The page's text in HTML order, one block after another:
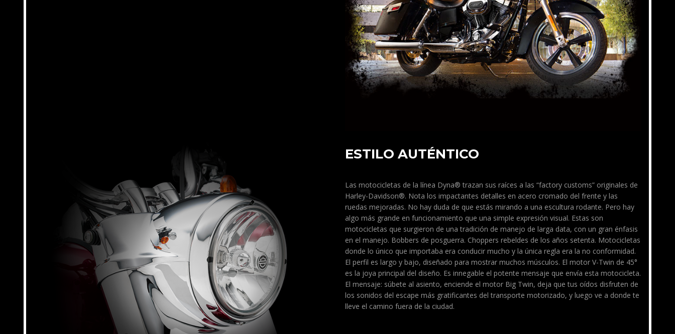
ESTILO AUTÉNTICO
Las motocicletas de la línea Dyna® trazan sus raíces a las “factory customs” originales de
Harley-Davidson®. Nota los impactantes detalles en acero cromado del frente y las
ruedas mejoradas. No hay duda de que estás mirando a una escultura rodante. Pero hay
algo más grande en funcionamiento que una simple expresión visual. Estas son
motocicletas que surgieron de una tradición de manejo de larga data, con un gran énfasis
en el manejo. Bobbers de posguerra. Choppers rebeldes de los años setenta. Motocicletas
donde lo único que importaba era conducir mucho y la única regla era la no conformidad.
El perfil es largo y bajo, diseñado para mostrar muchos músculos. El motor V-Twin de 45°
es la joya principal del diseño. Es innegable el potente mensaje que envía esta motocicleta.
El mensaje: súbete al asiento, enciende el motor Big Twin, deja que tus oídos disfruten de
los sonidos del escape más gratificantes del transporte motorizado, y luego ve a donde te
lleve el camino fuera de la ciudad.